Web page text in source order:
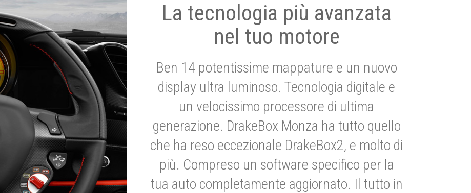
La tecnologia più avanzata
nel tuo motore
Ben 14 potentissime mappature e un nuovo
display ultra luminoso. Tecnologia digitale e
un velocissimo processore di ultima
generazione. DrakeBox Monza ha tutto quello
che ha reso eccezionale DrakeBox2, e molto di
più. Compreso un software specifico per la
tua auto completamente aggiornato. Il tutto in